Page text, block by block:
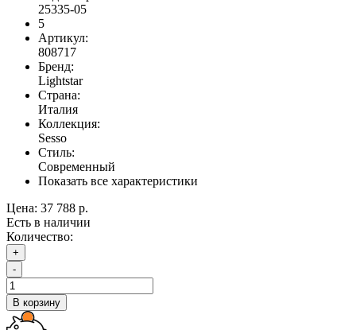
25335-05
5
Артикул:
808717
Бренд:
Lightstar
Страна:
Италия
Коллекция:
Sesso
Стиль:
Современный
Показать все характеристики
Цена: 37 788 р.
Есть в наличии
Количество:
+
-
В корзину